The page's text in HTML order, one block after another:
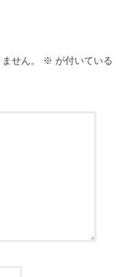
せん。 ※ が付いている